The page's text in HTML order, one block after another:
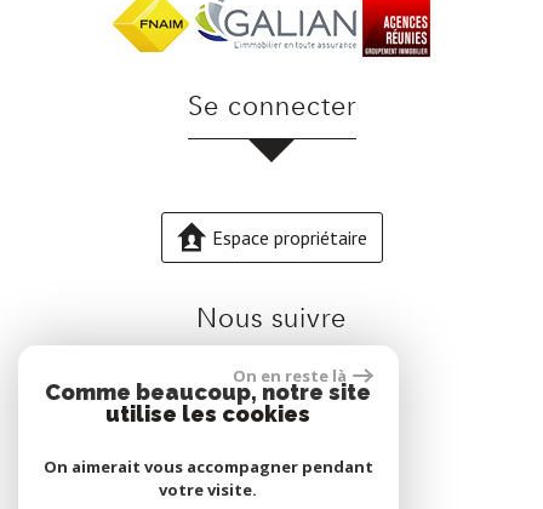
se connecter
Espace propriétaire
nous suivre
On en reste là
Comme beaucoup, notre site
utilise les cookies
On aimerait vous accompagner pendant
votre visite.